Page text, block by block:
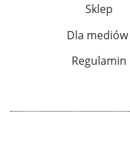
Sklep
Dla mediów
Regulamin